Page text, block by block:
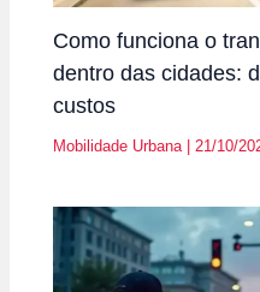
Como funciona o
dentro das cidades:
custos
Mobilidade Urbana|21/10/